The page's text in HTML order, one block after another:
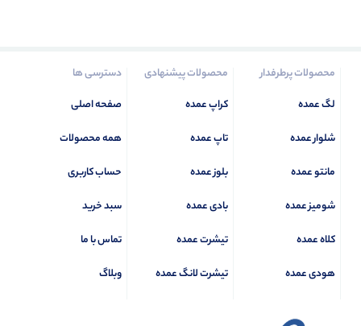
محصولات پرطرفدار
لگ عمده
شلوار عمده
مانتو عمده
شومیز عمده
کلاه عمده
هودی عمده
محصولات پیشنهادی
کراپ عمده
تاپ عمده
بلوز عمده
بادی عمده
تیشرت عمده
تیشرت لانگ عمده
دسترسی ها
صفحه اصلی
همه محصولات
حساب کاربری
سبد خرید
تماس با ما
وبلاگ